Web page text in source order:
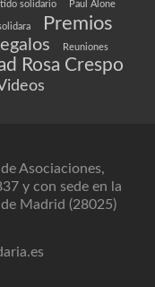
solidario Paul Alone
Premios
Reuniones
Rosa Crespo
Asociaciones,
y con sede en la
Madrid (28025)